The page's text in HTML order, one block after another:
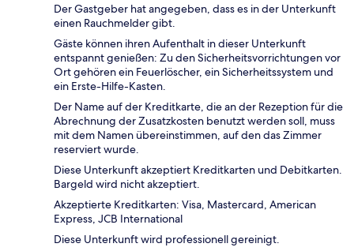
Der Gastgeber hat angegeben, dass es in der Unterkunft
einen Rauchmelder gibt.
Gäste können ihren Aufenthalt in dieser Unterkunft
entspannt genießen: Zu den Sicherheitsvorrichtungen vor
Ort gehören ein Feuerlöscher, ein Sicherheitssystem und
ein Erste-Hilfe-Kasten.
Der Name auf der Kreditkarte, die an der Rezeption für die
Abrechnung der Zusatzkosten benutzt werden soll, muss
mit dem Namen übereinstimmen, auf den das Zimmer
reserviert wurde.
Diese Unterkunft akzeptiert Kreditkarten und Debitkarten.
Bargeld wird nicht akzeptiert.
Akzeptierte Kreditkarten: Visa, Mastercard, American
Express, JCB International
Diese Unterkunft wird professionell gereinigt.